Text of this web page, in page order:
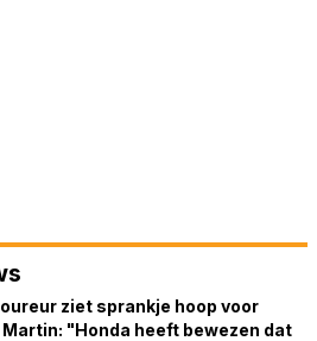
ziet sprankje hoop voor
"Honda heeft bewezen dat